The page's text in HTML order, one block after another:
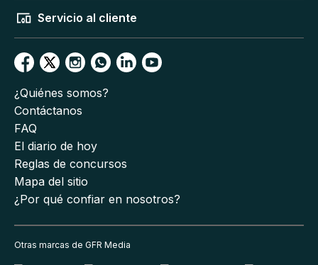
Servicio al cliente
¿Quiénes somos?
Contáctanos
FAQ
El diario de hoy
Reglas de concursos
Mapa del sitio
¿Por qué confiar en nosotros?
Otras marcas de GFR Media